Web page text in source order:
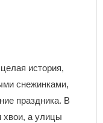
история,
снежинками,
праздника. В
хвои, а улицы